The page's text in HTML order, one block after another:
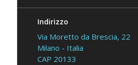
Indirizzo
Via Moretto da Brescia, 22
Milano - Italia
CAP 20133